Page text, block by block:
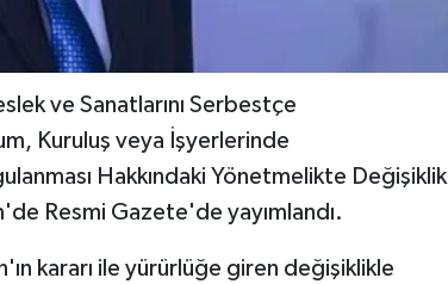
ve Sanatlarını Serbestçe
Kuruluş veya İşyerlerinde
Hakkındaki Yönetmelikte Değişiklik
Resmi Gazete'de yayımlandı.
kararı ile yürürlüğe giren değişiklikle